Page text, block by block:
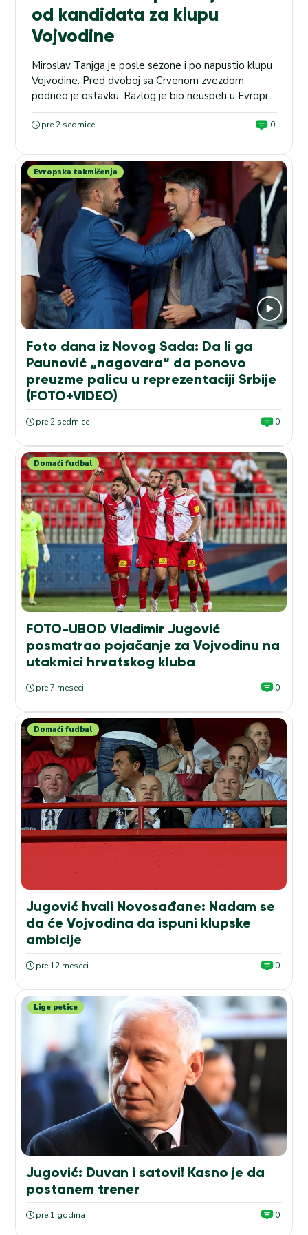
od kandidata za klupu
Vojvodine
Miroslav Tanjga je posle sezone i po napustio klupu
Vojvodine. Pred dvoboj sa Crvenom zvezdom
podneo je ostavku. Razlog je bio neuspeh u Evropi i
veliki pritisak javnosti. Uprava Vojvodine već
razmišlja o angažovanju novog trenera. Pominju se
omege“ Vojvodine Dragoljuba Zbiljića – Radomir
Koković....
pre 2 sedmice 0
Evropska takmičenja
Foto dana iz Novog Sada: Da li ga
Paunović „nagovara“ da ponovo
preuzme palicu u reprezentaciji Srbije
(FOTO+VIDEO)
pre 2 sedmice 0
Domaći fudbal
FOTO-UBOD Vladimir Jugović
posmatrao pojačanje za Vojvodinu na
utakmici hrvatskog kluba
pre 7 meseci 0
Domaći fudbal
Jugović hvali Novosađane: Nadam se
da će Vojvodina da ispuni klupske
ambicije
pre 12 meseci 0
Lige petice
Jugović: Duvan i satovi! Kasno je da
postanem trener
pre 1 godina 0